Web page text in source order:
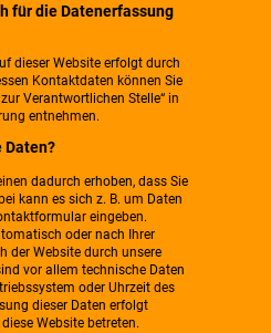
für die Datenerfassung
dieser Website erfolgt durch
Kontaktdaten können Sie
Verantwortlichen Stelle“ in
entnehmen.
Daten?
dadurch erhoben, dass Sie
kann es sich z. B. um Daten
eingeben.
oder nach Ihrer
der Website durch unsere
vor allem technische Daten
oder Uhrzeit des
dieser Daten erfolgt
Website betreten.